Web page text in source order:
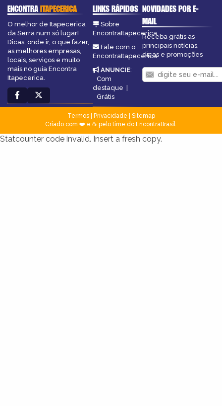
ENCONTRAITAPECERICA
O melhor de Itapecerica
da Serra num só lugar!
Dicas, onde ir, o que fazer,
as melhores empresas,
locais, serviços e muito
mais no guia Encontra
Itapecerica.
LINKS RÁPIDOS
Sobre
EncontraItapecerica
Fale com o
EncontraItapecerica
ANUNCIE:
Com
destaque |
Grátis
NOVIDADES POR E-
MAIL
Receba grátis as
principais notícias,
dicas e promoções
Termos| Privacidade
Sitemap
Criado com ❤️ e ☕ pelo time do EncontraBrasil
Statcounter code invalid. Insert a fresh copy.